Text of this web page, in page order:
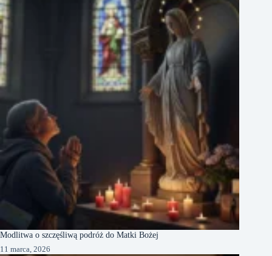
Modlitwa o szczęśliwą podróż do Matki Bożej
11 marca, 2026